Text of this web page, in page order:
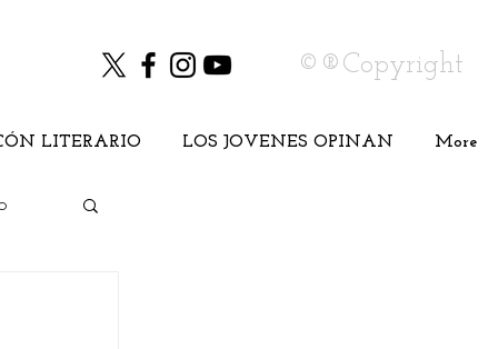
©®Copyright
LITERARIO LOS JOVENES OPINAN More